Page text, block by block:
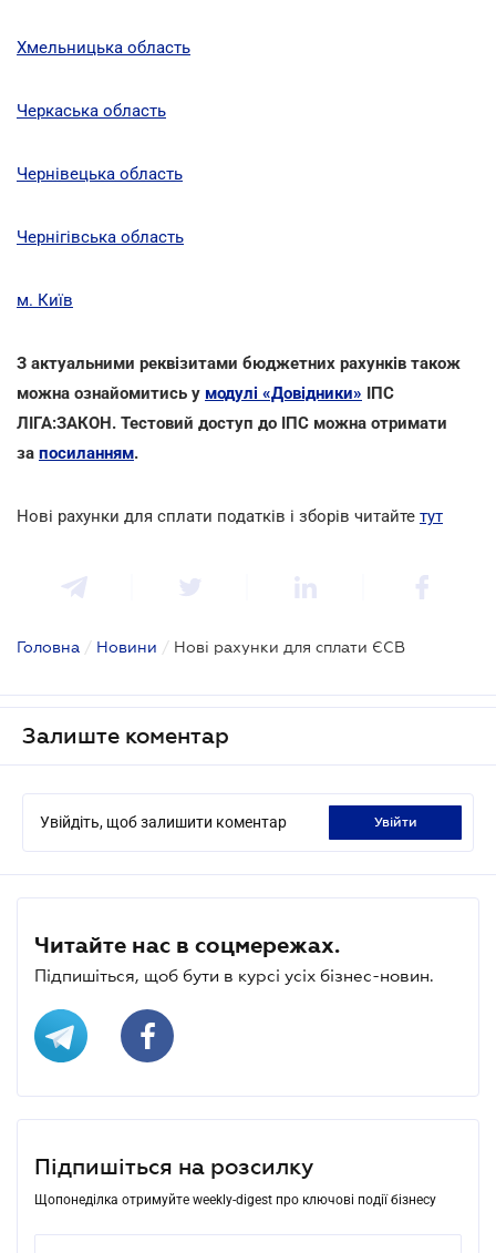
Хмельницька область
Черкаська область
Чернівецька область
Чернігівська область
м. Київ
З актуальними реквізитами бюджетних рахунків також
можна ознайомитись у модулі «Довідники» ІПС
ЛІГА:ЗАКОН. Тестовий доступ до ІПС можна отримати
за посиланням.
Нові рахунки для сплати податків і зборів читайте тут
Головна / Новини / Нові рахунки для сплати ЄСВ
Залиште коментар
Увійдіть, щоб залишити коментар увійти
Читайте нас в соцмережах.
Підпишіться, щоб бути в курсі усіх бізнес-новин.
Підпишіться на розсилку
Щопонеділка отримуйте weekly-digest про ключові події бізнесу